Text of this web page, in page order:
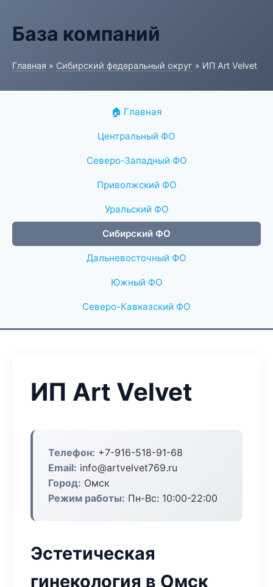
База компаний
Главная » Сибирский федеральный округ » ИП Art Velvet
🏠 Главная
Центральный ФО
Северо-Западный ФО
Приволжский ФО
Уральский ФО
Сибирский ФО
Дальневосточный ФО
Южный ФО
Северо-Кавказский ФО
ИП Art Velvet
Телефон: +7-916-518-91-68
Email: info@artvelvet769.ru
Город: Омск
Режим работы: Пн-Вс: 10:00-22:00
Эстетическая
гинекология в Омск